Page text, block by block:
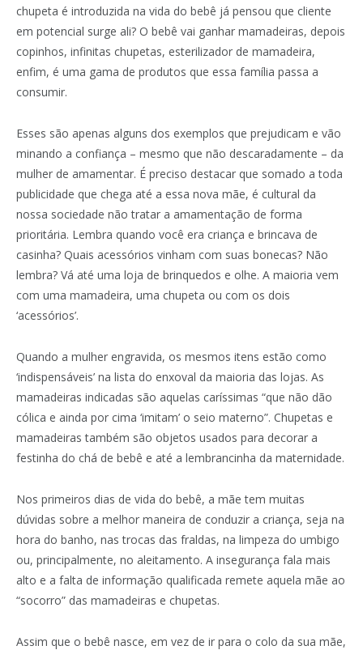
chupeta é introduzida na vida do bebê já pensou que cliente
em potencial surge ali? O bebê vai ganhar mamadeiras, depois
copinhos, infinitas chupetas, esterilizador de mamadeira,
enfim, é uma gama de produtos que essa família passa a
consumir.
Esses são apenas alguns dos exemplos que prejudicam e vão
minando a confiança – mesmo que não descaradamente – da
mulher de amamentar. É preciso destacar que somado a toda
publicidade que chega até a essa nova mãe, é cultural da
nossa sociedade não tratar a amamentação de forma
prioritária. Lembra quando você era criança e brincava de
casinha? Quais acessórios vinham com suas bonecas? Não
lembra? Vá até uma loja de brinquedos e olhe. A maioria vem
com uma mamadeira, uma chupeta ou com os dois
‘acessórios’.
Quando a mulher engravida, os mesmos itens estão como
‘indispensáveis’ na lista do enxoval da maioria das lojas. As
mamadeiras indicadas são aquelas caríssimas “que não dão
cólica e ainda por cima ‘imitam’ o seio materno”. Chupetas e
mamadeiras também são objetos usados para decorar a
festinha do chá de bebê e até a lembrancinha da maternidade.
Nos primeiros dias de vida do bebê, a mãe tem muitas
dúvidas sobre a melhor maneira de conduzir a criança, seja na
hora do banho, nas trocas das fraldas, na limpeza do umbigo
ou, principalmente, no aleitamento. A insegurança fala mais
alto e a falta de informação qualificada remete aquela mãe ao
“socorro” das mamadeiras e chupetas.
Assim que o bebê nasce, em vez de ir para o colo da sua mãe,